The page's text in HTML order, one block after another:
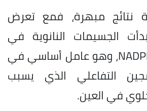
نتائج مبهرة، فمع تعرض
الجسيمات النانوية في
الأغشية بإنتاج NADPH، وهو عامل أساسي في
التفاعلي الذي يسبب
في العين.